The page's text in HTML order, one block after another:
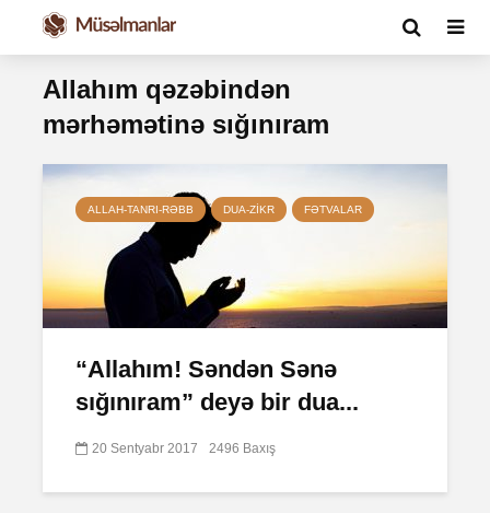
Allahım qəzəbindən
mərhəmətinə sığınıram
ALLAH-TANRI-RƏBB DUA-ZIKR FƏTVALAR
“Allahım! Səndən Sənə
sığınıram” deyə bir dua...
20 Sentyabr 2017 2496 Baxış